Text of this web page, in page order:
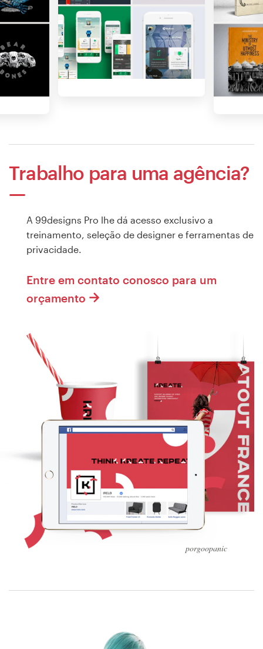
porgoopanic
Trabalho para uma agência?
A 99designs Pro lhe dá acesso exclusivo a
treinamento, seleção de designer e ferramentas de
privacidade.
Entre em contato conosco para um
orçamento